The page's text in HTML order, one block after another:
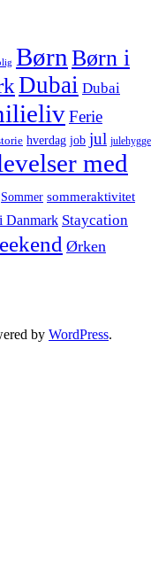
Børn Børn i
Dubai Dubai
Ferie
hverdag job jul julehygge
med
Sommer sommeraktivitet
Danmark Staycation
Ørken
by WordPress.